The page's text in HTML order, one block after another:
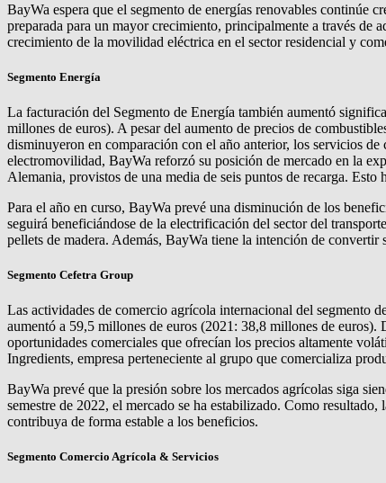
BayWa espera que el segmento de energías renovables continúe
preparada para un mayor crecimiento, principalmente a través de
crecimiento de la movilidad eléctrica en el sector residencial y
Segmento Energía
La facturación del Segmento de Energía también aumentó
millones de euros). A pesar del aumento de precios de
disminuyeron en comparación con el año anterior, los servicios
electromovilidad, BayWa reforzó su posición de mercado en la
Alemania, provistos de una media de seis puntos de recarga.
Para el año en curso, BayWa prevé una disminución de los
seguirá beneficiándose de la electrificación del sector del
pellets de madera. Además, BayWa tiene la intención de
Segmento Cefetra Group
Las actividades de comercio agrícola internacional del segmento
aumentó a 59,5 millones de euros (2021: 38,8 millones de
oportunidades comerciales que ofrecían los precios altamente
Ingredients, empresa perteneciente al grupo que comercializa
BayWa prevé que la presión sobre los mercados agrícolas siga
semestre de 2022, el mercado se ha estabilizado. Como
contribuya de forma estable a los beneficios.
Segmento Comercio Agrícola & Servicios